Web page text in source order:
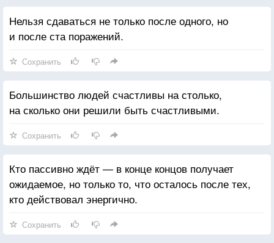
Нельзя сдаваться не только после одного, но
и после ста поражений.
Сохранить
Большинство людей счастливы на столько,
на сколько они решили быть счастливыми.
Сохранить
Кто пассивно ждёт — в конце концов получает
ожидаемое, но только то, что осталось после тех,
кто действовал энергично.
Сохранить